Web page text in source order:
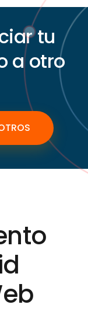
tu
a otro